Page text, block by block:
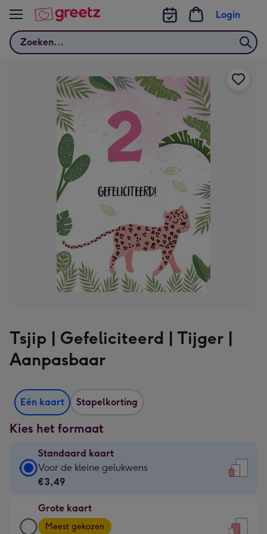
Bekijk meer
Zoeken
Login
Tsjip | Gefeliciteerd | Tijger |
Aanpasbaar
Eén kaart Stapelkorting
Kies het formaat
Standaard kaart
Standaard
kaart
€3,49
-
Voor de kleine gelukwens
€3,49
Grote kaart
Grote
Meest gekozen